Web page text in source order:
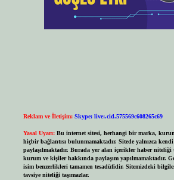
Reklam ve İletişim: Skype: live:.cid.575569c608265c69
Yasal Uyarı: Bu internet sitesi, herhangi bir marka,
hiçbir bağlantısı bulunmamaktadır. Sitede yalnızca kendi
paylaşılmaktadır. Burada yer alan içerikler haber niteliği
kurum ve kişiler hakkında paylaşım yapılmamaktadır.
isim benzerlikleri tamamen tesadüfidir. Sitemizdeki
tavsiye niteliği taşımazlar.